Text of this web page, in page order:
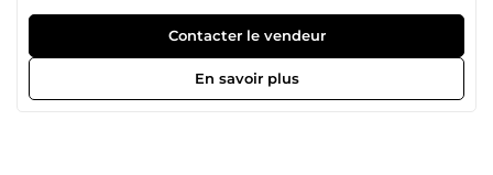
français et en arabe, je réalise des traductions de qualité
professionnelle dans les meilleurs délais. Je propose aussi
mes services en correction, en rédaction et en transcription
aussi bien en français qu'en arabe. N'hésitez pas à me
contacter si vous avez des questions, je vous répondrai
Contacter le vendeur
En savoir plus